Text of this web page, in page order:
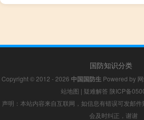
国防知识分类
Copyright © 2012 - 2026 中国国防生 Powered by
站地图 | 疑难解答 陕ICP备
声明：本站内容来自互联网，如信息有错误可发邮
会及时纠正，谢谢